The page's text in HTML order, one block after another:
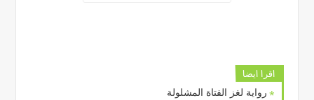
اقرا ايضا
رواية لغز الفتاة المشلولة